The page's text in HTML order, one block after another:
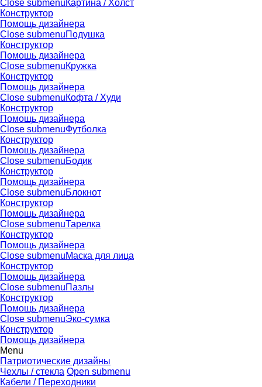
Close submenuКартина / Холст
Конструктор
Помощь дизайнера
Close submenuПодушка
Конструктор
Помощь дизайнера
Close submenuКружка
Конструктор
Помощь дизайнера
Close submenuКофта / Худи
Конструктор
Помощь дизайнера
Close submenuФутболка
Конструктор
Помощь дизайнера
Close submenuБодик
Конструктор
Помощь дизайнера
Close submenuБлокнот
Конструктор
Помощь дизайнера
Close submenuТарелка
Конструктор
Помощь дизайнера
Close submenuМаска для лица
Конструктор
Помощь дизайнера
Close submenuПазлы
Конструктор
Помощь дизайнера
Close submenuЭко-сумка
Конструктор
Помощь дизайнера
Menu
Патриотические дизайны
Чехлы / стекла Open submenu
Кабели / Переходники